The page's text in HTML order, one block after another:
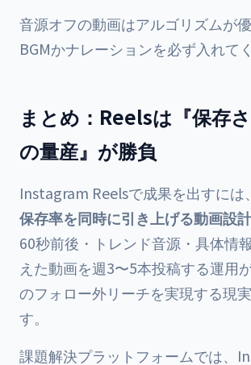
音源オフの動画はアルゴリズムが優
BGMかナレーションを必ず入れて
まとめ：Reelsは『保存
の量産』が勝負
Instagram Reelsで成果を出すには、
保存率を同時に引き上げる動画設計
60秒前後・トレンド音源・具体情
えた動画を週3〜5本投稿する運用
のフォロー外リーチを実現する現
す。
課題解決プラットフォームでは、